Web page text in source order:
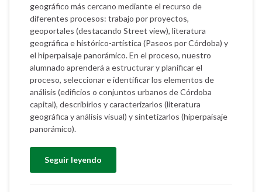
geográfico más cercano mediante el recurso de
diferentes procesos: trabajo por proyectos,
geoportales (destacando Street view), literatura
geográfica e histórico-artística (Paseos por Córdoba) y
el hiperpaisaje panorámico. En el proceso, nuestro
alumnado aprenderá a estructurar y planificar el
proceso, seleccionar e identificar los elementos de
análisis (edificios o conjuntos urbanos de Córdoba
capital), describirlos y caracterizarlos (literatura
geográfica y análisis visual) y sintetizarlos (hiperpaisaje
panorámico).
Seguir leyendo